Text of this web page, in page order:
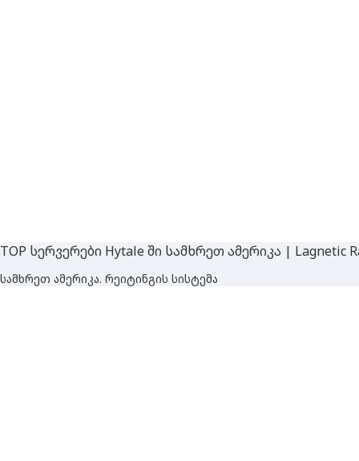
TOP სერვერები Hytale ში სამხრეთ ამერიკა | Lagnetic
სამხრეთ ამერიკა. რეიტინგის სისტემა